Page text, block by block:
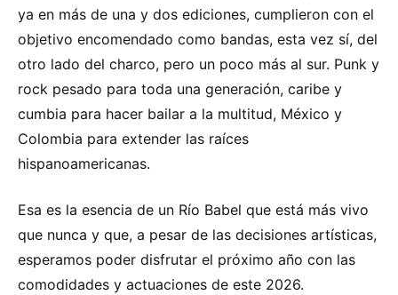
ya en más de una y dos ediciones, cumplieron con el
objetivo encomendado como bandas, esta vez sí, del
otro lado del charco, pero un poco más al sur. Punk y
rock pesado para toda una generación, caribe y
cumbia para hacer bailar a la multitud, México y
Colombia para extender las raíces
hispanoamericanas.
Esa es la esencia de un Río Babel que está más vivo
que nunca y que, a pesar de las decisiones artísticas,
esperamos poder disfrutar el próximo año con las
comodidades y actuaciones de este 2026.